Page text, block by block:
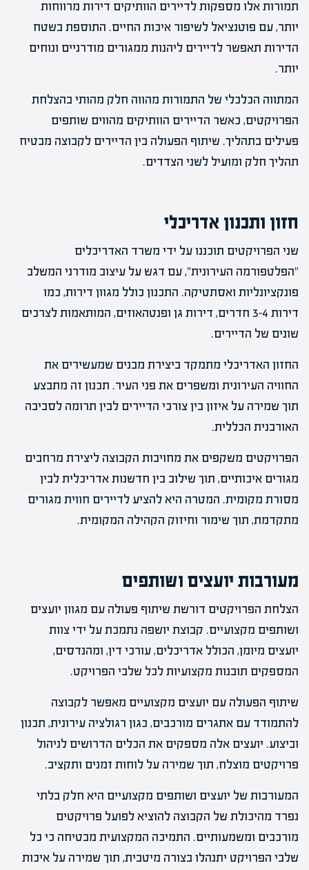
תמורות אלו מספקות לדיירים הוותיקים דירות מרווחות
יותר, עם פוטנציאל לשיפור איכות החיים. התוספת בשטח
הדירות תאפשר לדיירים ליהנות ממגורים מודרניים ונוחים
יותר.
המתווה הכלכלי של התמורות מהווה חלק מהותי בהצלחת
הפרויקטים, כאשר הדיירים הוותיקים מהווים שותפים
פעילים בתהליך. שיתוף הפעולה בין הדיירים לקבוצה מבטיח
תהליך חלק ומועיל לשני הצדדים.
חזון ותכנון אדריכלי
שני הפרויקטים תוכננו על ידי משרד האדריכלים
"הפלטפורמה העירונית", עם דגש על עיצוב מודרני המשלב
פונקציונליות ואסתטיקה. התכנון כולל מגוון דירות, כמו
דירות 3-4 חדרים, דירות גן ופנטהאוזים, המותאמות לצרכים
שונים של הדיירים.
החזון האדריכלי מתמקד ביצירת מבנים שמעשירים את
החוויה העירונית ומשפרים את פני העיר. תכנון זה מתבצע
תוך שמירה על איזון בין צורכי הדיירים לבין תרומה לסביבה
האורבנית הכללית.
הפרויקטים משקפים את מחויבות הקבוצה ליצירת מרחבים
מגורים איכותיים, תוך שילוב בין חדשנות אדריכלית לבין
מסורת מקומית. המטרה היא להציע לדיירים חווית מגורים
מתקדמת, תוך שימור וחיזוק הקהילה המקומית.
מעורבות יועצים ושותפים
הצלחת הפרויקטים דורשת שיתוף פעולה עם מגוון יועצים
ושותפים מקצועיים. קבוצת יושפה נתמכת על ידי צוות
יועצים מיומן, הכולל אדריכלים, עורכי דין, ומהנדסים,
המספקים תובנות מקצועיות לכל שלבי הפרויקט.
שיתוף הפעולה עם יועצים מקצועיים מאפשר לקבוצה
להתמודד עם אתגרים מורכבים, כגון רגולציה עירונית, תכנון
וביצוע. יועצים אלה מספקים את הכלים הדרושים לניהול
פרויקטים מוצלח, תוך שמירה על לוחות זמנים ותקציב.
המעורבות של יועצים ושותפים מקצועיים היא חלק בלתי
נפרד מהיכולת של הקבוצה להוציא לפועל פרויקטים
מורכבים ומשמעותיים. התמיכה המקצועית מבטיחה כי כל
שלבי הפרויקט יתנהלו בצורה מיטבית, תוך שמירה על איכות